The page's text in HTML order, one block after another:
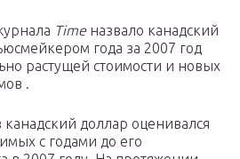
Timeназвало канадский
года за 2007 год
растущей стоимости и новых
.
доллар оценивался
с годами до его